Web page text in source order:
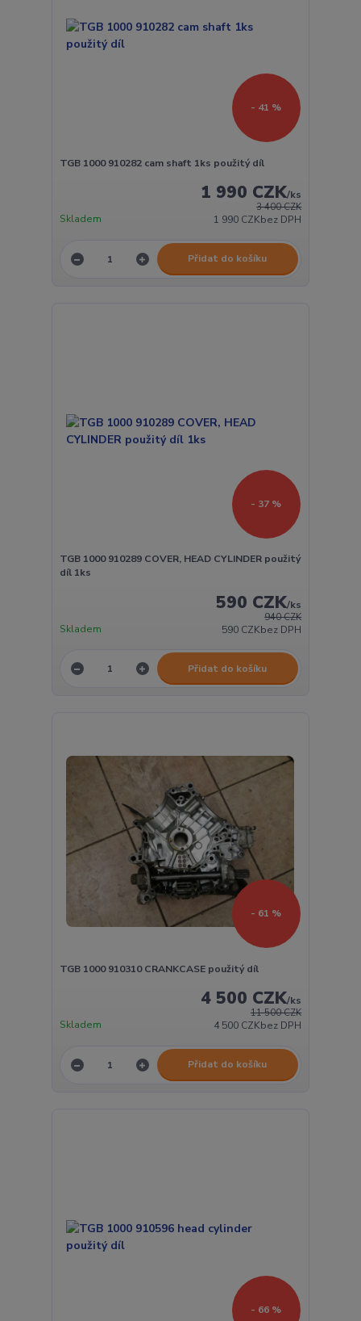
- 41 %
TGB 1000 910282 cam shaft 1ks použitý díl
3 400 CZK
1 990 CZK/ks
1 990 CZKbez DPH
Skladem
Přidat do košíku
- 37 %
TGB 1000 910289 COVER, HEAD CYLINDER použitý
díl 1ks
940 CZK
590 CZK/ks
590 CZKbez DPH
Skladem
Přidat do košíku
- 61 %
TGB 1000 910310 CRANKCASE použitý díl
11 500 CZK
4 500 CZK/ks
4 500 CZKbez DPH
Skladem
Přidat do košíku
- 66 %